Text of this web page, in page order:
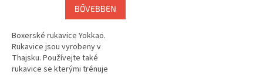
BŐVEBBEN
Boxerské rukavice Yokkao.
Rukavice jsou vyrobeny v
Thajsku. Používejte také
rukavice se kterými trénuje